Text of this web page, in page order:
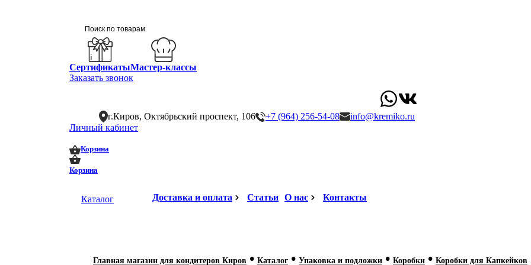
СертификатыМастер-классы
Заказать звонок
г.Киров, Октябрьский проспект, 106 +7 (964) 256-54-08
info@kremiko.ru
Личный кабинет
Корзина
Корзина
Каталог Доставка и оплата Статьи О нас Контакты
Главная магазин для кондитеров Киров • Каталог • Упаковка и подложки • Коробки • Коробки для Капкейков